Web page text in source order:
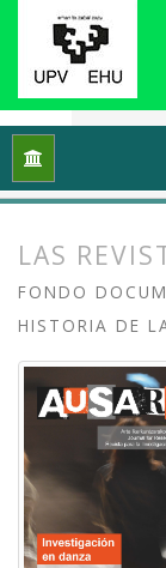
Inicio
LAS
FONDO
HISTORIA DE